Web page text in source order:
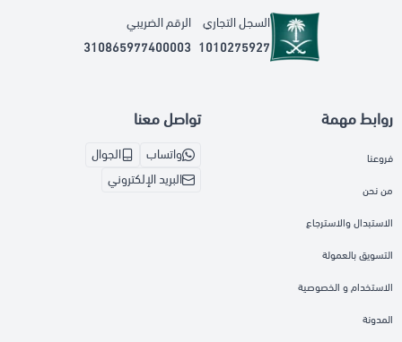
السجل التجاري
1010275927
الرقم الضريبي
310865977400003
روابط مهمة
فروعنا
من نحن
الاستبدال والاسترجاع
التسويق بالعمولة
الاستخدام و الخصوصية
المدونة
تواصل معنا
واتساب
الجوال
البريد الإلكتروني